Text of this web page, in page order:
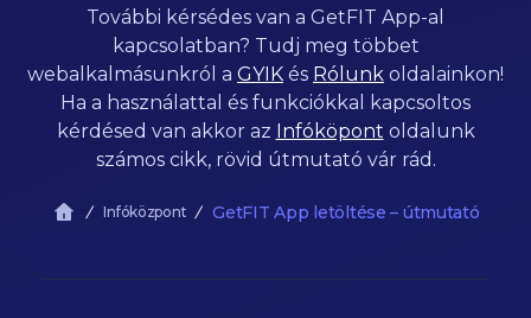
További kérsédes van a GetFIT App-al
kapcsolatban? Tudj meg többet
webalkalmásunkról a GYIK és Rólunk oldalainkon!
Ha a használattal és funkciókkal kapcsoltos
kérdésed van akkor az Infóköpont oldalunk
számos cikk, rövid útmutató vár rád.
Infóközpont GetFIT App letöltése – útmutató